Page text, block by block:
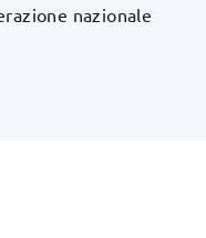
nazionale